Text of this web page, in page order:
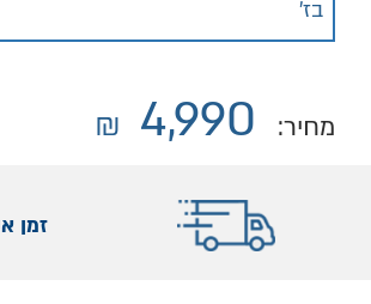
מחיר: 4,990
₪
זמן